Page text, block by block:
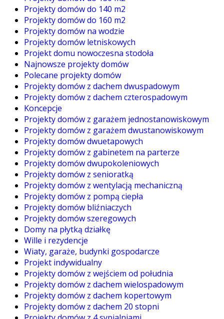
Projekty domów do 140 m2
Projekty domów do 160 m2
Projekty domów na wodzie
Projekty domów letniskowych
Projekt domu nowoczesna stodoła
Najnowsze projekty domów
Polecane projekty domów
Projekty domów z dachem dwuspadowym
Projekty domów z dachem czterospadowym
Koncepcje
Projekty domów z garażem jednostanowiskowym
Projekty domów z garażem dwustanowiskowym
Projekty domów dwuetapowych
Projekty domów z gabinetem na parterze
Projekty domów dwupokoleniowych
Projekty domów z senioratką
Projekty domów z wentylacją mechaniczną
Projekty domów z pompą ciepła
Projekty domów bliźniaczych
Projekty domów szeregowych
Domy na płytką działkę
Wille i rezydencje
Wiaty, garaże, budynki gospodarcze
Projekt indywidualny
Projekty domów z wejściem od południa
Projekty domów z dachem wielospadowym
Projekty domów z dachem kopertowym
Projekty domów z dachem 20 stopni